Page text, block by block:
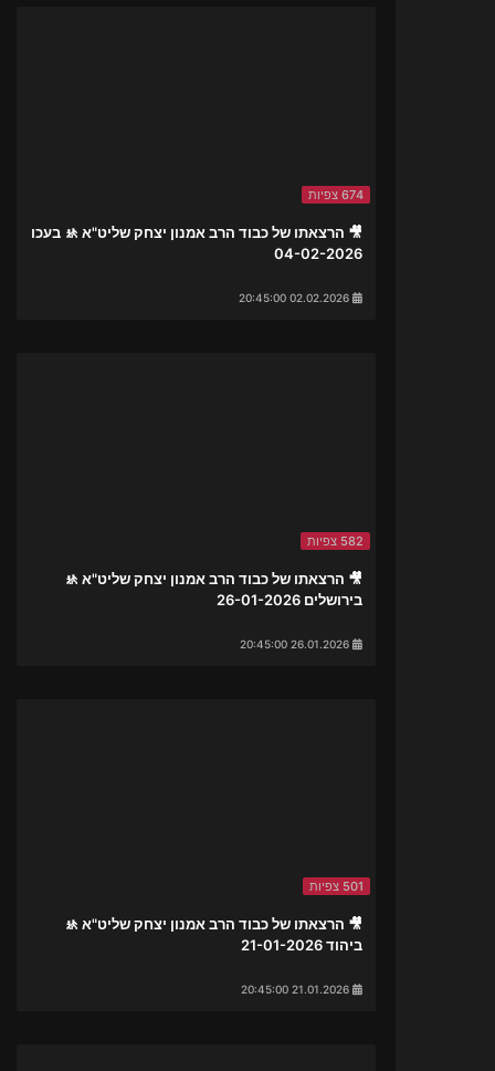
674 צפיות
🎥 הרצאתו של כבוד הרב אמנון יצחק שליט"א 🚸 בעכו
04-02-2026
582 צפיות
🎥 הרצאתו של כבוד הרב אמנון יצחק שליט"א 🚸
בירושלים 26-01-2026
501 צפיות
🎥 הרצאתו של כבוד הרב אמנון יצחק שליט"א 🚸
ביהוד 21-01-2026